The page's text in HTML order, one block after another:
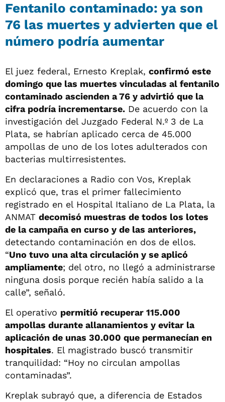
Fentanilo contaminado: ya son
76 las muertes y advierten que el
número podría aumentar
El juez federal, Ernesto Kreplak, confirmó este
domingo que las muertes vinculadas al fentanilo
contaminado ascienden a 76 y advirtió que la
cifra podría incrementarse. De acuerdo con la
investigación del Juzgado Federal N.º 3 de La
Plata, se habrían aplicado cerca de 45.000
ampollas de uno de los lotes adulterados con
bacterias multirresistentes.
En declaraciones a Radio con Vos, Kreplak
explicó que, tras el primer fallecimiento
registrado en el Hospital Italiano de La Plata, la
ANMAT decomisó muestras de todos los lotes
de la campaña en curso y de las anteriores,
detectando contaminación en dos de ellos.
“Uno tuvo una alta circulación y se aplicó
ampliamente; del otro, no llegó a administrarse
ninguna dosis porque recién había salido a la
calle”, señaló.
El operativo permitió recuperar 115.000
ampollas durante allanamientos y evitar la
aplicación de unas 30.000 que permanecían en
hospitales. El magistrado buscó transmitir
tranquilidad: “Hoy no circulan ampollas
contaminadas”.
Kreplak subrayó que, a diferencia de Estados